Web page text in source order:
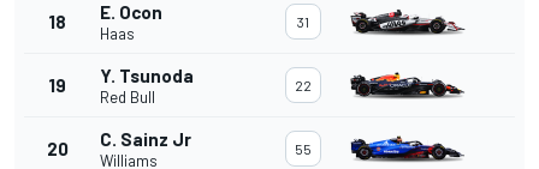
18 E. Ocon
Haas
31
19 Y. Tsunoda
Red Bull
22
20 C. Sainz Jr
Williams
55